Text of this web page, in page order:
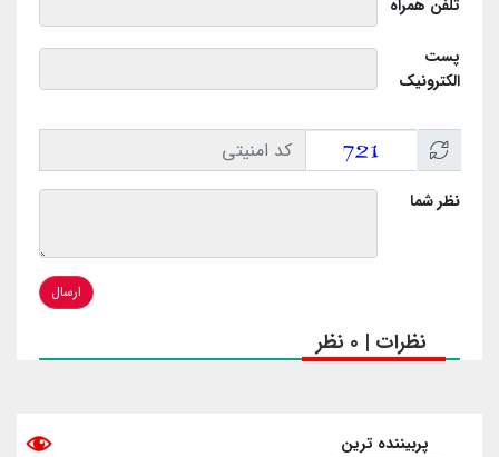
تلفن همراه
پست
الکترونیک
نظر شما
ارسال
نظرات | 0 نظر
پربیننده ترین